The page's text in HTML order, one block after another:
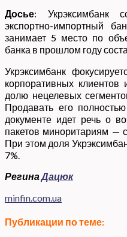
Досье: Укрэксимбанк
экспортно-импортный
занимает 5 место по
банка в прошлом году
Укрэксимбанк
корпоративных
долю нецелевых
Продавать его
документе идет речь о
пакетов миноритариям —
При этом доля
7%.
РегинаДацюк
minfin.com.ua
Публикации по теме: